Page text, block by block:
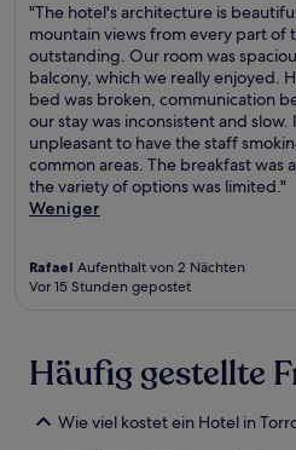
"The hotel's architecture is
mountain views from every part of
outstanding. Our room was
balcony, which we really enjoyed.
bed was broken, communication
our stay was inconsistent and slow.
unpleasant to have the staff
common areas. The breakfast was
the variety of options was limited."
Weniger
Rafael Aufenthalt von 2 Nächten
Vor 15 Stunden gepostet
Häufig gestellte
Wie viel kostet ein Hotel in